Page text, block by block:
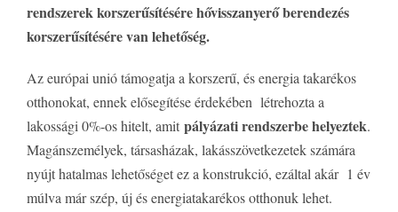
rendszerek korszerűsítésére hővisszanyerő berendezés
korszerűsítésére van lehetőség.
Az európai unió támogatja a korszerű, és energia takarékos
otthonokat, ennek elősegítése érdekében létrehozta a
lakossági 0%-os hitelt, amit pályázati rendszerbe helyeztek.
Magánszemélyek, társasházak, lakásszövetkezetek számára
nyújt hatalmas lehetőséget ez a konstrukció, ezáltal akár 1 év
múlva már szép, új és energiatakarékos otthonuk lehet.